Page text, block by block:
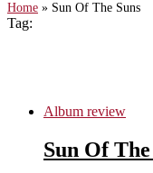
Home » Sun Of The Suns
Tag:
Album review
Sun Of